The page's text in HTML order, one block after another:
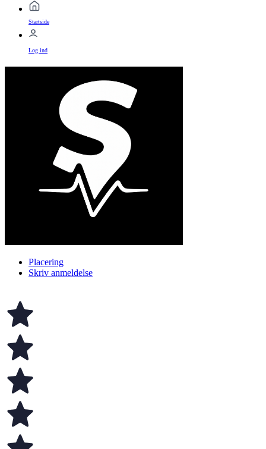
Startside
Log ind
Placering
Skriv anmeldelse